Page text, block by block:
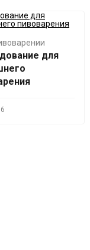
для